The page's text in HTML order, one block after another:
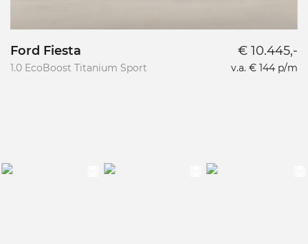
Ford Fiesta
1.0 EcoBoost Titanium Sport
€ 10.445,-
v.a. € 144 p/m